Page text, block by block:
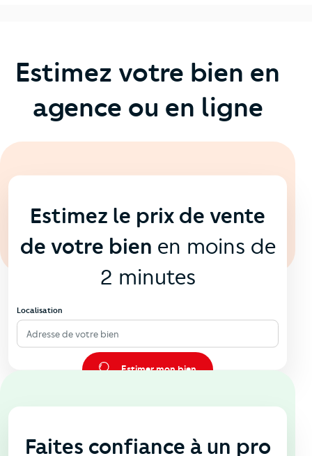
Estimez votre bien en
agence ou en ligne
Estimez le prix de vente
de votre bien en moins de
2 minutes
Localisation
Adresse de votre bien
Estimer mon bien
En agence
Faites confiance à un pro